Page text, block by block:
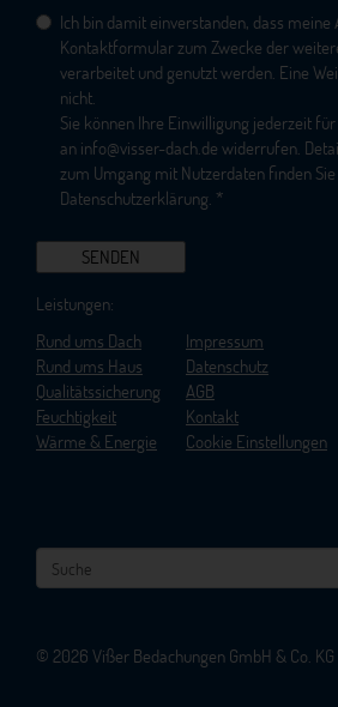
Ich bin damit einverstanden, dass meine
Kontaktformular zum Zwecke der
verarbeitet und genutzt werden. Eine
nicht.
Sie können Ihre Einwilligung jederzeit
an info@visser-dach.de widerrufen.
zum Umgang mit Nutzerdaten finden
Datenschutzerklärung. *
Leistungen:
Rund ums Dach
Rund ums Haus
Qualitätssicherung
Feuchtigkeit
Wärme & Energie
Impressum
Datenschutz
AGB
Kontakt
Cookie Einstellungen
© 2026 Vißer Bedachungen GmbH & Co. KG